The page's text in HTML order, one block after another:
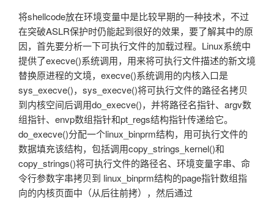
将shellcode放在环境变量中是比较早期的一种技术，不过
在突破ASLR保护时仍能起到很好的效果，要了解其中的原
因，首先要分析一下可执行文件的加载过程。Linux系统中
提供了execve()系统调用，用来将可执行文件描述的新文境
替换原进程的文境，execve()系统调用的内核入口是
sys_execve()，sys_execve()将可执行文件的路径名拷贝
到内核空间后调用do_execve()，并将路径名指针、argv数
组指针、envp数组指针和pt_regs结构指针传递给它。
do_execve()分配一个linux_binprm结构，用可执行文件的
数据填充该结构，包括调用copy_strings_kernel()和
copy_strings()将可执行文件的路径名、环境变量字串、命
令行参数字串拷贝到 linux_binprm结构的page指针数组指
向的内核页面中（从后往前拷），然后通过